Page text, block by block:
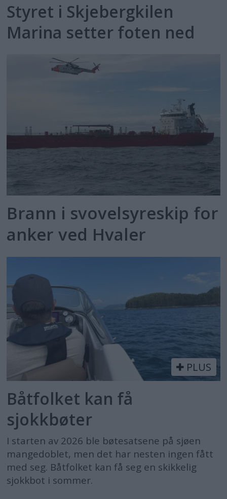
Styret i Skjebergkilen
Marina setter foten ned
Brann i svovelsyreskip for
anker ved Hvaler
PLUS
Båtfolket kan få
sjokkbøter
I starten av 2026 ble bøtesatsene på sjøen
mangedoblet, men det har nesten ingen fått
med seg. Båtfolket kan få seg en skikkelig
sjokkbot i sommer.